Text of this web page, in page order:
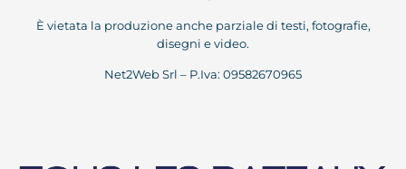
È vietata la produzione anche parziale di testi, fotografie,
disegni e video.
Net2Web Srl – P.Iva: 09582670965